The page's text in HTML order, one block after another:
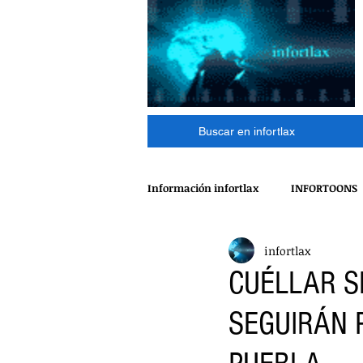
Buscar en infortlax
Información infortlax INFORTOONS
ESPECTACULOS CINE
INTERNACIONAL
CUÉLLAR
SEGUIRÁN
infortlax